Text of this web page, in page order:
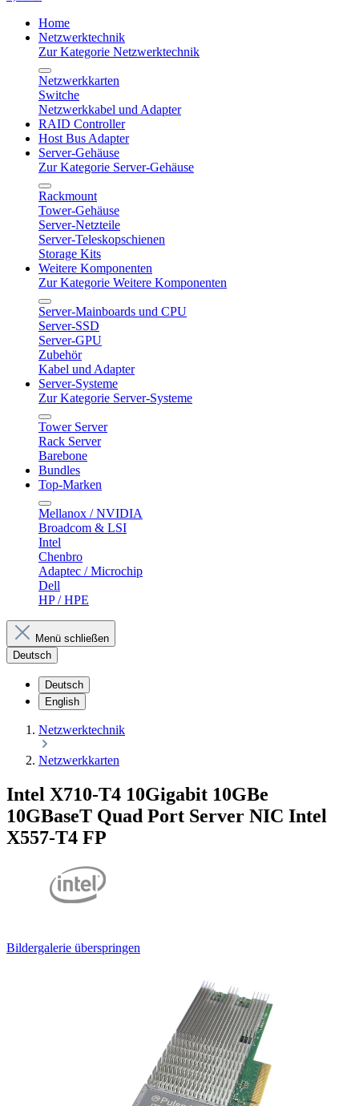
Home
Netzwerktechnik
Zur Kategorie Netzwerktechnik
Netzwerkkarten
Switche
Netzwerkkabel und Adapter
RAID Controller
Host Bus Adapter
Server-Gehäuse
Zur Kategorie Server-Gehäuse
Rackmount
Tower-Gehäuse
Server-Netzteile
Server-Teleskopschienen
Storage Kits
Weitere Komponenten
Zur Kategorie Weitere Komponenten
Server-Mainboards und CPU
Server-SSD
Server-GPU
Zubehör
Kabel und Adapter
Server-Systeme
Zur Kategorie Server-Systeme
Tower Server
Rack Server
Barebone
Bundles
Top-Marken
Mellanox / NVIDIA
Broadcom & LSI
Intel
Chenbro
Adaptec / Microchip
Dell
HP / HPE
Menü schließen
Deutsch
Deutsch
English
Netzwerktechnik
Netzwerkkarten
Intel X710-T4 10Gigabit 10GBe
10GBaseT Quad Port Server NIC Intel
X557-T4 FP
Bildergalerie überspringen